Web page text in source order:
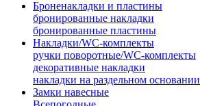
Броненакладки и пластины
бронированные накладки
бронированные пластины
Накладки/WC-комплекты
ручки поворотные/WC-комплекты
декоративные накладки
накладки на раздельном основании
Замки навесные